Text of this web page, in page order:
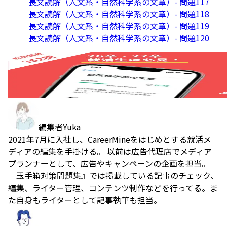
長文読解（人文系・自然科学系の文章）- 問題118
長文読解（人文系・自然科学系の文章）- 問題119
長文読解（人文系・自然科学系の文章）- 問題120
編集者Yuka
2021年7月に入社し、CareerMineをはじめとする就活メ
ディアの編集を手掛ける。 以前は広告代理店でメディア
プランナーとして、広告やキャンペーンの企画を担当。
『玉手箱対策問題集』では掲載している記事のチェック、
編集、ライター管理、コンテンツ制作などを行ってる。ま
た自身もライターとして記事執筆も担当。